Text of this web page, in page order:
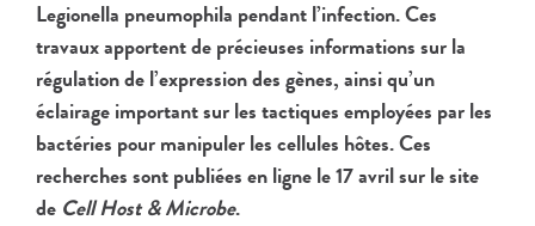
Legionella pneumophila pendant l’infection. Ces
travaux apportent de précieuses informations sur la
régulation de l’expression des gènes, ainsi qu’un
éclairage important sur les tactiques employées par les
bactéries pour manipuler les cellules hôtes. Ces
recherches sont publiées en ligne le 17 avril sur le site
de Cell Host & Microbe.